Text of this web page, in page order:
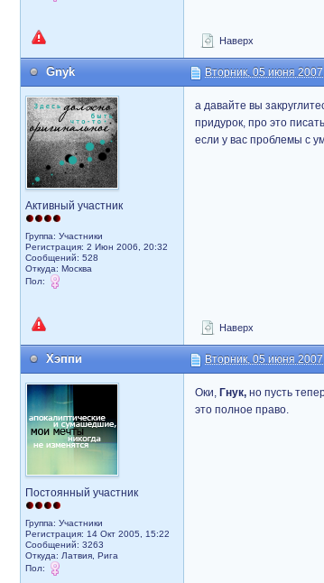
Наверх
Gnyk Вторник, 05 июня
Активный участник
Группа: Участники
Регистрация: 2 Июн 2006, 20:32
Сообщений: 528
Откуда: Москва
Пол:
а давайте вы
придурок, про это
если у вас проблемы с
Наверх
Хэппи Вторник, 05 июня
Постоянный участник
Группа: Участники
Регистрация: 14 Окт 2005, 15:22
Сообщений: 3263
Откуда: Латвия, Рига
Пол:
Оки, Гнук, но пусть
это полное право.